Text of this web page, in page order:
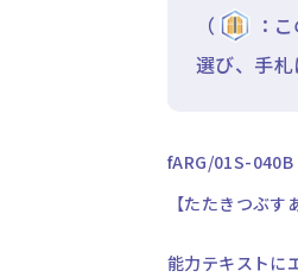
（
：
選び、手札
fARG/01S-040B
【たたきつぶす
能力テキストに